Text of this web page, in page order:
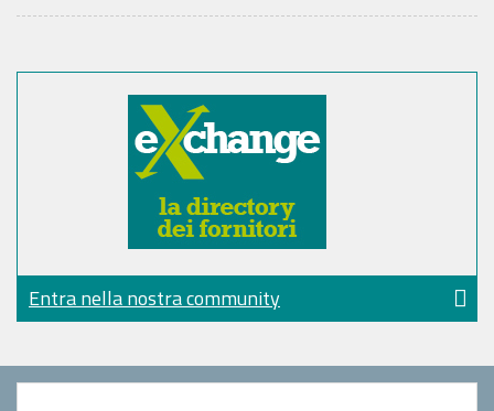
Entra nella nostra community